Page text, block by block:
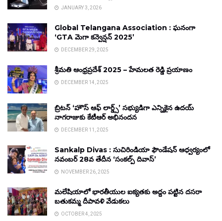
JANUARY 3, 2026
Global Telangana Association : ఘనంగా
‘GTA మెగా కన్వెన్షన్ 2025’
DECEMBER 29, 2025
శ్రీమతి ఆంధ్రప్రదేశ్ 2025 – హేమలత రెడ్డి ప్రయాణం
DECEMBER 14, 2025
బ్రిటన్ ‘హౌస్ ఆఫ్ లార్డ్స్’ సభ్యుడిగా ఎన్నికైన ఉదయ్
నాగరాజుకు కేటీఆర్ అభినందన
DECEMBER 11, 2025
Sankalp Divas : సుచిరిండియా ఫౌండేషన్ ఆధ్వర్యంలో
నవంబర్ 28వ తేదీన ‘సంకల్ప్ దివాస్’
NOVEMBER 26, 2025
మలేషియాలో భారతీయుల ఐక్యతకు అద్దం పట్టిన దసరా
బతుకమ్మ దీపావళి వేడుకలు
OCTOBER 4, 2025